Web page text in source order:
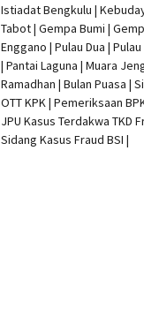
Istiadat Bengkulu |
Tabot | Gempa Bumi |
Enggano | Pulau Dua |
| Pantai Laguna | Muara
Ramadhan | Bulan Puasa |
OTT KPK | Pemeriksaan
JPU Kasus Terdakwa TKD
Sidang Kasus Fraud BSI |